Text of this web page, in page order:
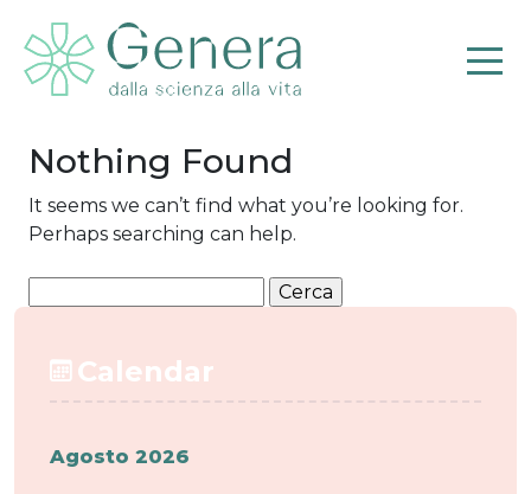
HomeBlog Archives
Nothing Found
It seems we can’t find what you’re looking for.
Perhaps searching can help.
Calendar
Agosto 2026